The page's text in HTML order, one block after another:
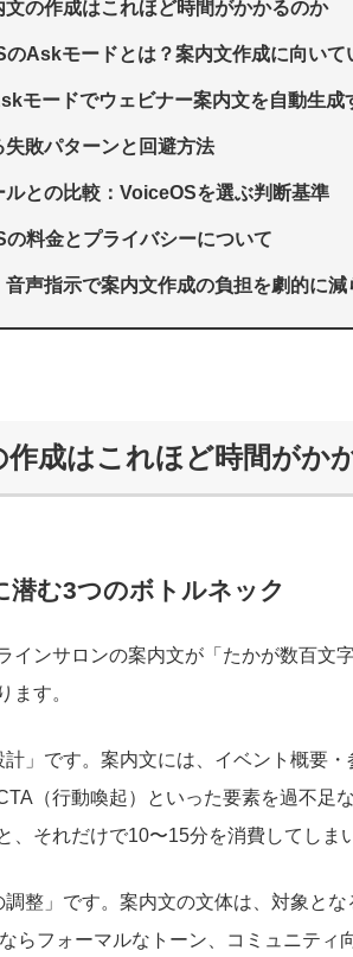
文の作成はこれほど時間がかかるのか
のAskモードとは？案内文作成に向いて
モードでウェビナー案内文を自動生成
失敗パターンと回避方法
ルとの比較：VoiceOSを選ぶ判断基準
の料金とプライバシーについて
音声指示で案内文作成の負担を劇的に減
作成はこれほど時間がか
潜む3つのボトルネック
インサロンの案内文が「たかが数百文
ます。
」です。案内文には、イベント概要
（行動喚起）といった要素を過不足
、それだけで10〜15分を消費してしま
整」です。案内文の文体は、対象とな
らフォーマルなトーン、コミュニティ